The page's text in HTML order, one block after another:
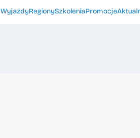
WyjazdyRegionySzkoleniaPromocje